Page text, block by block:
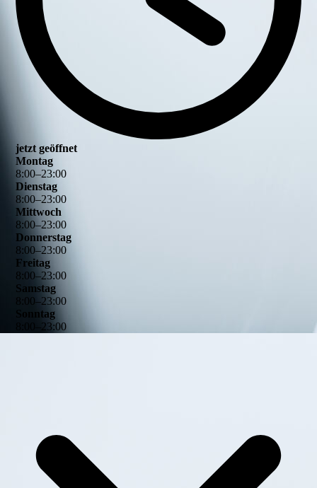
jetzt geöffnet
Montag
8:00–23:00
Dienstag
8:00–23:00
Mittwoch
8:00–23:00
Donnerstag
8:00–23:00
Freitag
8:00–23:00
Samstag
8:00–23:00
Sonntag
23:00